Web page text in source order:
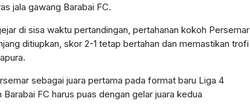
jala gawang Barabai FC.
di sisa waktu pertandingan, pertahanan kokoh Persemar
ditiupkan, skor 2-1 tetap bertahan dan memastikan trofi
sebagai juara pertama pada format baru Liga 4
FC harus puas dengan gelar juara kedua